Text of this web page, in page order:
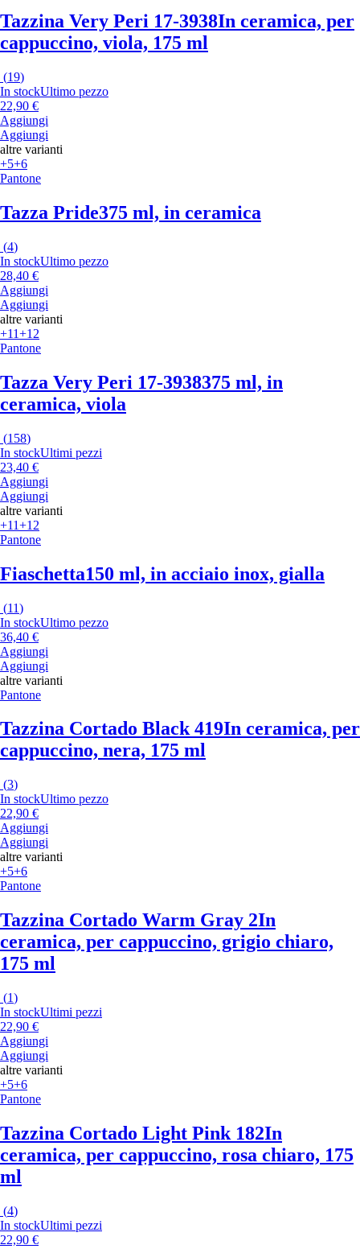
Tazzina Very Peri 17-3938In ceramica, per
cappuccino, viola, 175 ml
(19)
In stockUltimo pezzo
22,90 €
Aggiungi
Aggiungi
altre varianti
+5+6
Pantone
Tazza Pride375 ml, in ceramica
(4)
In stockUltimo pezzo
28,40 €
Aggiungi
Aggiungi
altre varianti
+11+12
Pantone
Tazza Very Peri 17-3938375 ml, in
ceramica, viola
(158)
In stockUltimi pezzi
23,40 €
Aggiungi
Aggiungi
altre varianti
+11+12
Pantone
Fiaschetta150 ml, in acciaio inox, gialla
(11)
In stockUltimo pezzo
36,40 €
Aggiungi
Aggiungi
altre varianti
Pantone
Tazzina Cortado Black 419In ceramica, per
cappuccino, nera, 175 ml
(3)
In stockUltimo pezzo
22,90 €
Aggiungi
Aggiungi
altre varianti
+5+6
Pantone
Tazzina Cortado Warm Gray 2In
ceramica, per cappuccino, grigio chiaro,
175 ml
(1)
In stockUltimi pezzi
22,90 €
Aggiungi
Aggiungi
altre varianti
+5+6
Pantone
Tazzina Cortado Light Pink 182In
ceramica, per cappuccino, rosa chiaro, 175
ml
(4)
In stockUltimi pezzi
22,90 €